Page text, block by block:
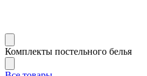
Комплекты постельного белья